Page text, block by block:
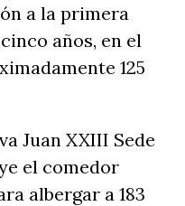
a la primera
años, en el
125
Juan XXIII Sede
el comedor
albergar a 183